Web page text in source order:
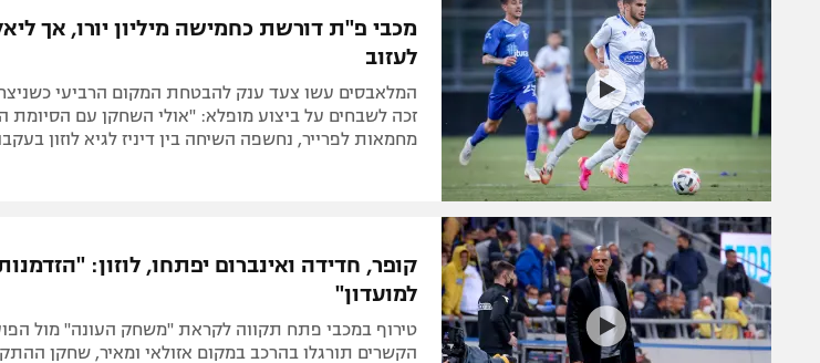
המגזין
מכבי פ"ת דורשת כחמישה מיליון יורו, אך
לעזוב
זכה לשבחים על ביצוע מופלא: "אולי השחקן עם הסיומת
מחמאות לפרייר, נחשפה השיחה בין דיניז לגיא לוזון
קופר, חדידה ואינברום יפתחו, לוזון:
למועדון"
טירוף במכבי פתח תקווה לקראת "משחק העונה" מול
הקשרים תורגלו בהרכב במקום אזולאי ומאיר, שחקן